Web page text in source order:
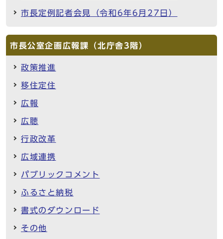
市長定例記者会見（令和6年6月27日）
市長公室企画広報課（北庁舎3階）
政策推進
移住定住
広報
広聴
行政改革
広域連携
パブリックコメント
ふるさと納税
書式のダウンロード
その他